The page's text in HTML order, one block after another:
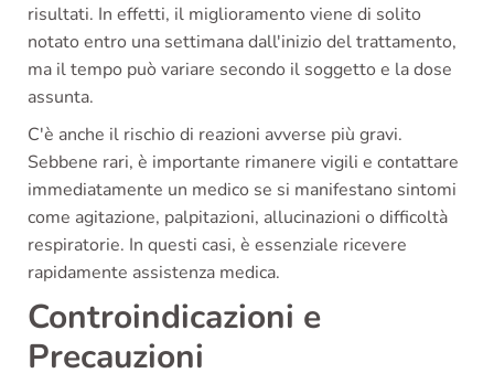
risultati. In effetti, il miglioramento viene di solito
notato entro una settimana dall'inizio del trattamento,
ma il tempo può variare secondo il soggetto e la dose
assunta.
C'è anche il rischio di reazioni avverse più gravi.
Sebbene rari, è importante rimanere vigili e contattare
immediatamente un medico se si manifestano sintomi
come agitazione, palpitazioni, allucinazioni o difficoltà
respiratorie. In questi casi, è essenziale ricevere
rapidamente assistenza medica.
Controindicazioni e
Precauzioni